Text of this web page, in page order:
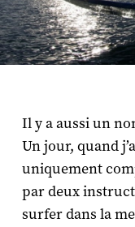
Il y a aussi un
Un jour, quand
uniquement
par deux
surfer dans la